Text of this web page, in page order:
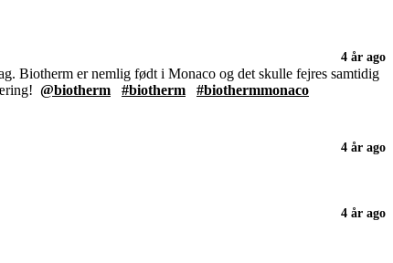
4 år ago
Biotherm er nemlig født i Monaco og det skulle fejres samtidig
@biotherm #biotherm
#biothermmonaco
4 år ago
4 år ago